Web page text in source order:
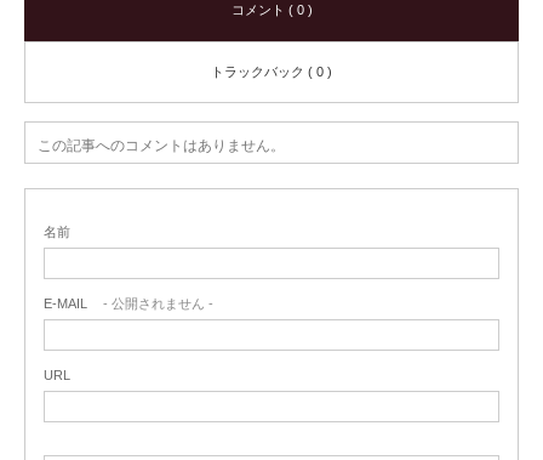
コメント ( 0 )
トラックバック ( 0 )
この記事へのコメントはありません。
名前
E-MAIL - 公開されません -
URL